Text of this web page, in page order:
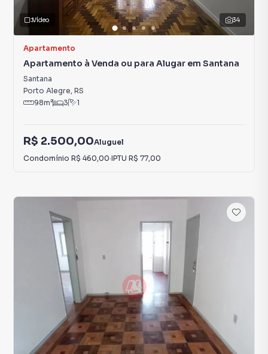
34
Vídeo
Apartamento
Apartamento à Venda ou para Alugar em Santana
Santana
Porto Alegre, RS
98m² 3 1
R$ 2.500,00Aluguel
Condomínio R$ 460,00·IPTU R$ 77,00